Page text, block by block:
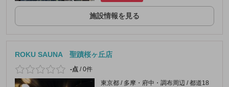
施設情報を見る
ROKU SAUNA 聖蹟桜ヶ丘店
-点 /0件
東京都 / 多摩・府中・調布周辺 / 都道18